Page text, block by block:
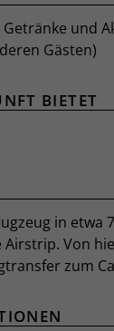
und
Gästen)
BIETET
in etwa
Airstrip. Von
zum